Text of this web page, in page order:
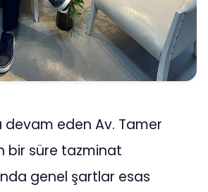
devam eden Av. Tamer
bir süre tazminat
genel şartlar esas